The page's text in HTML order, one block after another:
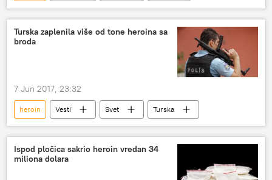
Turska zaplenila više od tone heroina sa
broda
7 Jun 2017, 23:32
heroin Vesti Svet Turska
Ispod pločica sakrio heroin vredan 34
miliona dolara